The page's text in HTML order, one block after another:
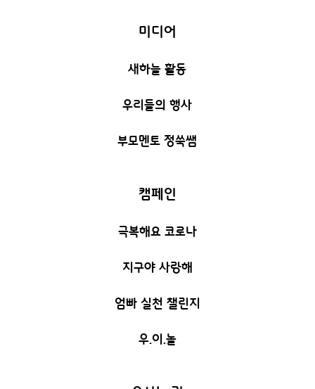
미디어
새하늘 활동
우리들의 행사
부모멘토 정쑥쌤
캠페인
극복해요 코로나
지구야 사랑해
엄빠 실천 챌린지
우.이.놀